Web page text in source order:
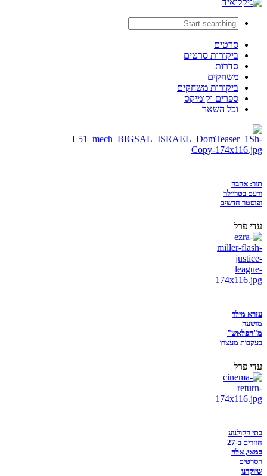
סרטים
ביקורות סרטים
סדרות
משחקים
ביקורות משחקים
ספרים וקומיקס
וכל השאר
תור: אהבה
ורעם בטריילר
ופוסטר חדשים
עדי פרל
עזרא מילר
מושעה
מ"הפלאש"
בעקבות מעצרו
עדי פרל
בתי הקולנוע
חוזרים ב-27
במאי, אלה
הסרטים
שיוקרנו